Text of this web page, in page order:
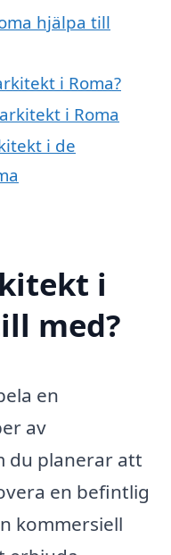
hjälpa till
i Roma?
i Roma
i de
i
med?
en
av
du planerar att
en befintlig
kommersiell